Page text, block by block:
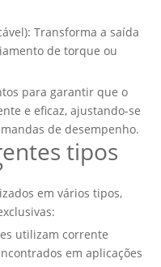
Transforma a saída
de torque ou
para garantir que o
e eficaz, ajustando-se
de desempenho.
tipos
em vários tipos,
utilizam corrente
em aplicações